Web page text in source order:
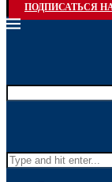
ПОДПИСАТЬСЯ